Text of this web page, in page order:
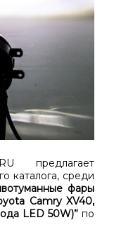
предлагает
каталога, среди
фары
Camry XV40,
LED 50W)”по